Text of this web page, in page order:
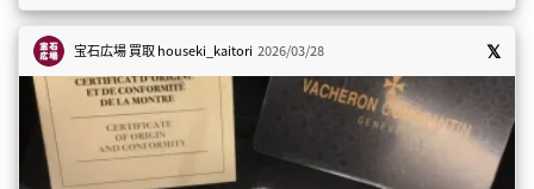
宝石広場 買取houseki_kaitori 2026/03/28